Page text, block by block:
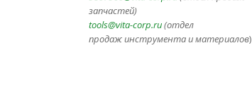
запчастей)
tools@vita-corp.ru(отдел
продаж инструмента иматериалов)